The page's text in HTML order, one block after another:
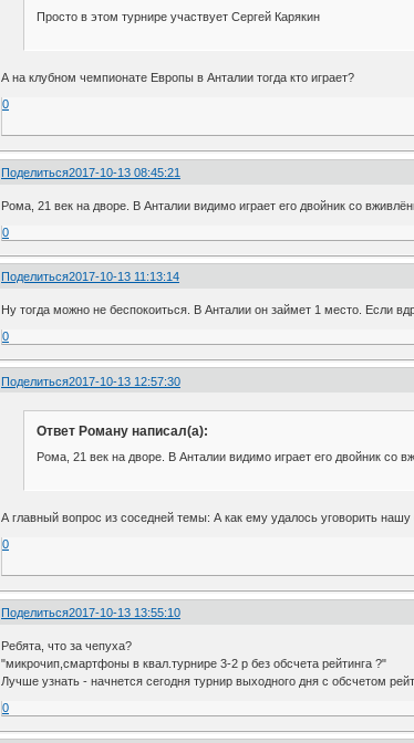
Просто в этом турнире участвует Сергей Карякин
А на клубном чемпионате Европы в Анталии тогда кто играет?
0
Поделиться2017-10-13 08:45:21
Рома, 21 век на дворе. В Анталии видимо играет его двойник со
0
Поделиться2017-10-13 11:13:14
Ну тогда можно не беспокоиться. В Анталии он займет 1 место. Если
0
Поделиться2017-10-13 12:57:30
Ответ Роману написал(а):
Рома, 21 век на дворе. В Анталии видимо играет его двойник
А главный вопрос из соседней темы: А как ему удалось уговорить
0
Поделиться2017-10-13 13:55:10
Ребята, что за чепуха?
"микрочип,смартфоны в квал.турнире 3-2 р без обсчета рейтинга ?"
Лучше узнать - начнется сегодня турнир выходного дня с обсчетом
0